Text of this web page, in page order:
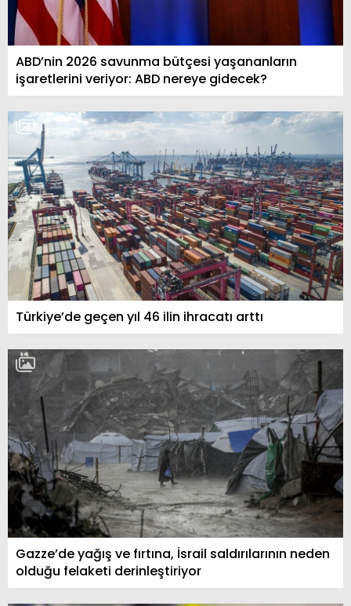
ABD’nin 2026 savunma bütçesi yaşananların
işaretlerini veriyor: ABD nereye gidecek?
Türkiye’de geçen yıl 46 ilin ihracatı arttı
Gazze’de yağış ve fırtına, İsrail saldırılarının neden
olduğu felaketi derinleştiriyor